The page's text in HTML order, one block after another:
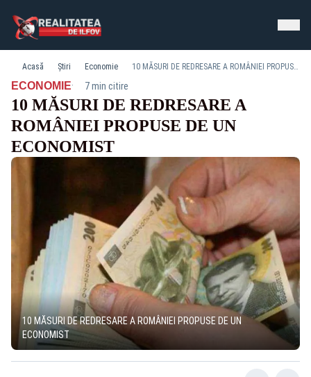
Acasă Știri Economie 10 MĂSURI DE REDRESARE A ROMÂNIEI PROPUSE DE UN ECONOMIST
ECONOMIE· 7 min citire
10 MĂSURI DE REDRESARE A
ROMÂNIEI PROPUSE DE UN
ECONOMIST
10 MĂSURI DE REDRESARE A ROMÂNIEI PROPUSE DE UN
ECONOMIST